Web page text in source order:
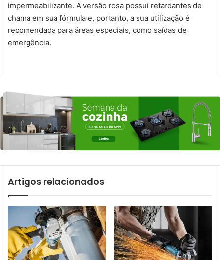
impermeabilizante. A versão rosa possui retardantes de
chama em sua fórmula e, portanto, a sua utilização é
recomendada para áreas especiais, como saídas de
emergência.
Artigos relacionados